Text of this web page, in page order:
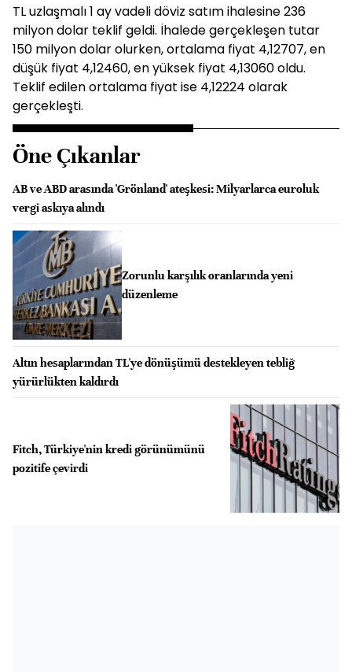
TL uzlaşmalı 1 ay vadeli döviz satım ihalesine 236
milyon dolar teklif geldi. İhalede gerçekleşen tutar
150 milyon dolar olurken, ortalama fiyat 4,12707, en
düşük fiyat 4,12460, en yüksek fiyat 4,13060 oldu.
Teklif edilen ortalama fiyat ise 4,12224 olarak
gerçekleşti.
Öne Çıkanlar
AB ve ABD arasında 'Grönland' ateşkesi: Milyarlarca euroluk
vergi askıya alındı
Zorunlu karşılık oranlarında yeni
düzenleme
Altın hesaplarından TL'ye dönüşümü destekleyen tebliğ
yürürlükten kaldırdı
Fitch, Türkiye'nin kredi görünümünü
pozitife çevirdi